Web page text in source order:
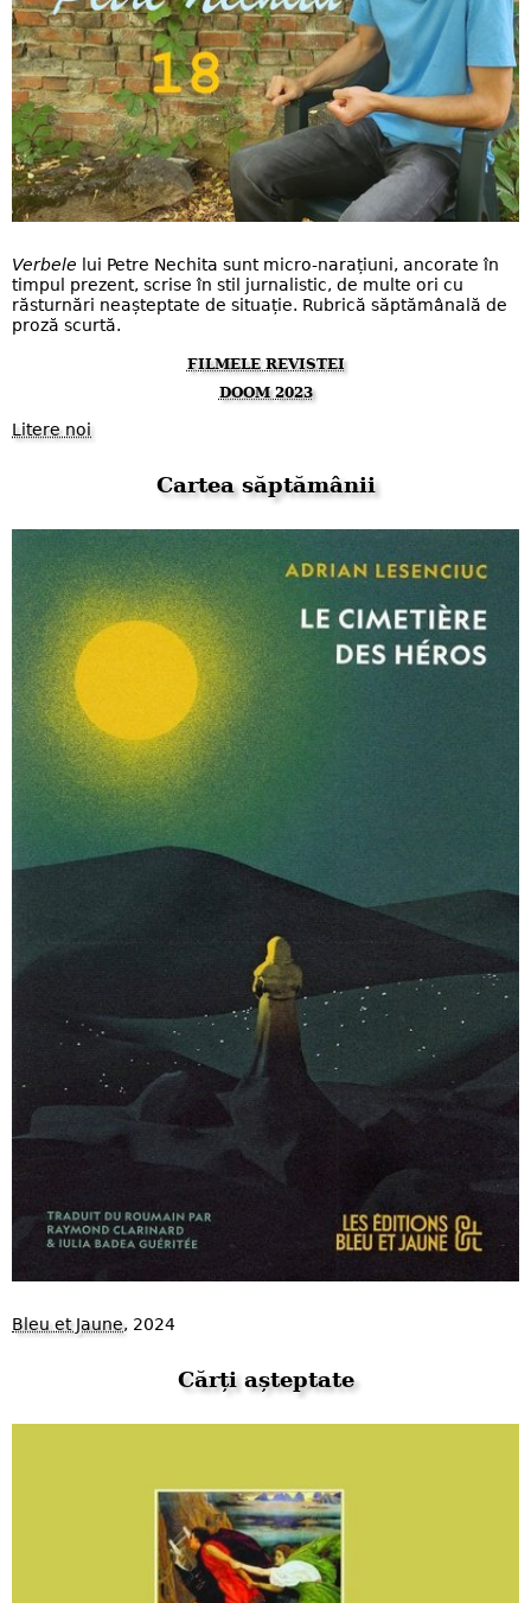
Verbele lui Petre Nechita sunt micro-narațiuni, ancorate în
timpul prezent, scrise în stil jurnalistic, de multe ori cu
răsturnări neașteptate de situație. Rubrică săptămânală de
proză scurtă.
FILMELE REVISTEI
DOOM 2023
Litere noi
Cartea săptămânii
Bleu et Jaune, 2024
Cărți așteptate